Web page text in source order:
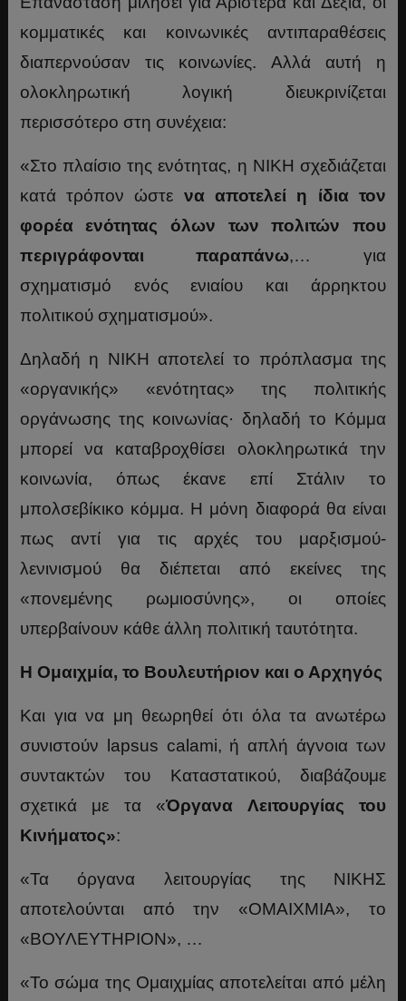
κομματικές και κοινωνικές αντιπαραθέσεις
διαπερνούσαν τις κοινωνίες. Αλλά αυτή η
ολοκληρωτική λογική διευκρινίζεται
περισσότερο στη συνέχεια:
«Στο πλαίσιο της ενότητας, η ΝΙΚΗ σχεδιάζεται
κατά τρόπον ώστε να αποτελεί η ίδια τον
φορέα ενότητας όλων των πολιτών που
περιγράφονται παραπάνω,… για
σχηματισμό ενός ενιαίου και άρρηκτου
πολιτικού σχηματισμού».
Δηλαδή η ΝΙΚΗ αποτελεί το πρόπλασμα της
«οργανικής» «ενότητας» της πολιτικής
οργάνωσης της κοινωνίας· δηλαδή τo Κόμμα
μπορεί να καταβροχθίσει ολοκληρωτικά την
κοινωνία, όπως έκανε επί Στάλιν το
μπολσεβίκικο κόμμα. Η μόνη διαφορά θα είναι
πως αντί για τις αρχές του μαρξισμού-
λενινισμού θα διέπεται από εκείνες της
«πονεμένης ρωμιοσύνης», οι οποίες
υπερβαίνουν κάθε άλλη πολιτική ταυτότητα.
Η Ομαιχμία, το Βουλευτήριον και ο Αρχηγός
Και για να μη θεωρηθεί ότι όλα τα ανωτέρω
συνιστούν lapsus calami, ή απλή άγνοια των
συντακτών του Καταστατικού, διαβάζουμε
σχετικά με τα «Όργανα Λειτουργίας του
Κινήματος»:
«Τα όργανα λειτουργίας της ΝΙΚΗΣ
αποτελούνται από την «ΟΜΑΙΧΜΙΑ», το
«ΒΟΥΛΕΥΤΗΡΙΟΝ», …
«Το σώμα της Ομαιχμίας αποτελείται από μέλη